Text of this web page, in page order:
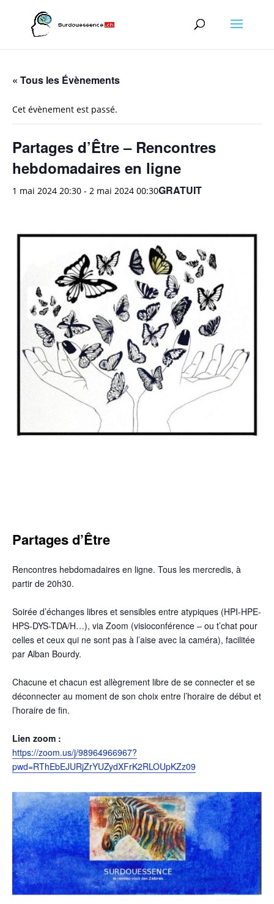
« Tous les Évènements
Cet évènement est passé.
Partages d’Être – Rencontres
hebdomadaires en ligne
1 mai 2024 20:30 - 2 mai 2024 00:30GRATUIT
Partages d’Être
Rencontres hebdomadaires en ligne. Tous les mercredis, à
partir de 20h30.
Soirée d’échanges libres et sensibles entre atypiques (HPI-HPE-
HPS-DYS-TDA/H…), via Zoom (visioconférence – ou t’chat pour
celles et ceux qui ne sont pas à l’aise avec la caméra), facilitée
par Alban Bourdy.
Chacune et chacun est allègrement libre de se connecter et se
déconnecter au moment de son choix entre l’horaire de début et
l’horaire de fin.
Lien zoom :
https://zoom.us/j/98964966967?
pwd=RThEbEJURjZrYUZydXFrK2RLOUpKZz09